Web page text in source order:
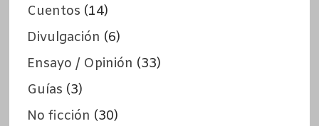
Cuentos (14)
Divulgación (6)
Ensayo / Opinión (33)
Guías (3)
No ficción (30)